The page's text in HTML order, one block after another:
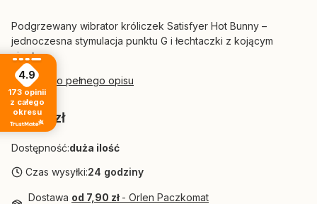
Podgrzewany wibrator króliczek Satisfyer Hot Bunny –
jednoczesna stymulacja punktu G i łechtaczki z kojącym
ciepłem.
Przejdź do pełnego opisu
Cena
161,71 zł
Dostępność:duża ilość
Czas wysyłki:24 godziny
Dostawa od 7,90 zł - Orlen Paczkomat
4.9
173 opinii
z całego
okresu